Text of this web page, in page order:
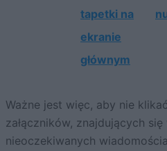
tapetki na
ekranie
głównym
Ważne jest więc, aby nie
załączników, znajdujących
nieoczekiwanych